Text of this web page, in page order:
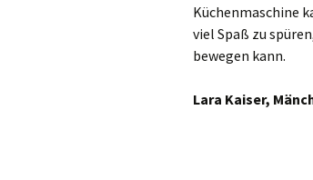
Küchenmaschine
viel Spaß zu
bewegen kann.
Lara Kaiser,